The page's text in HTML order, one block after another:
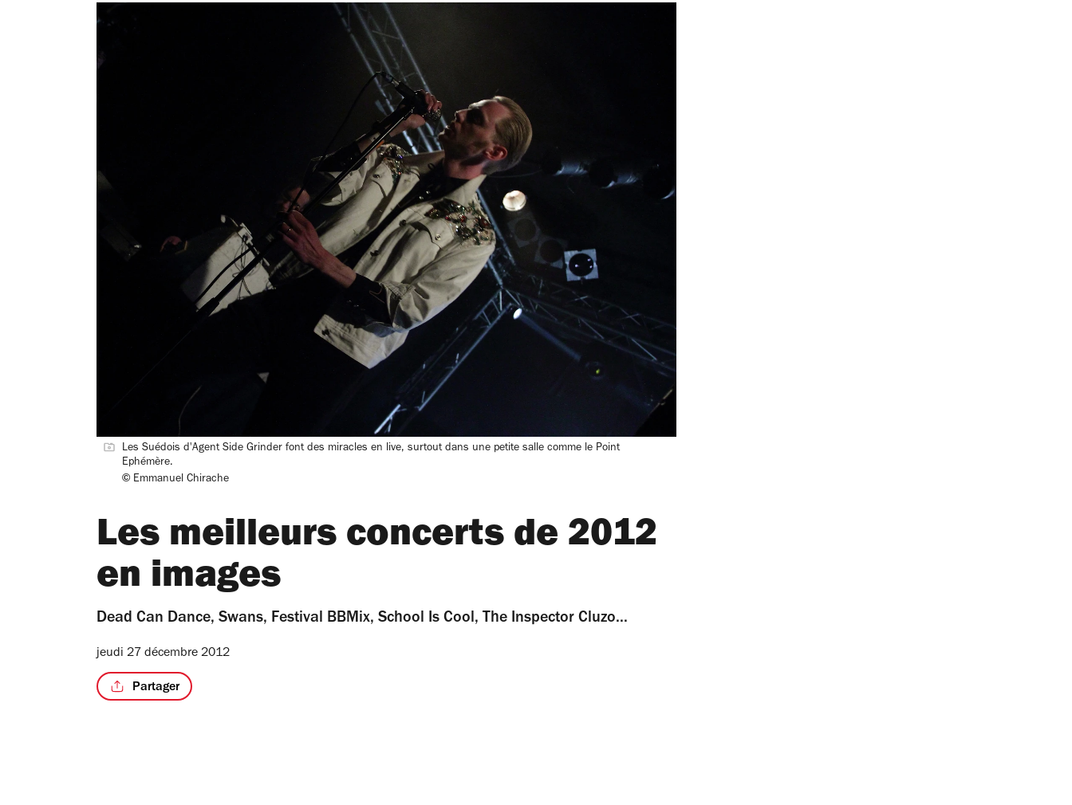
Les Suédois d'Agent Side Grinder font des miracles en live, surtout dans une petite salle comme le Point
Ephémère.
© Emmanuel Chirache
Les meilleurs concerts de 2012
en images
Dead Can Dance, Swans, Festival BBMix, School Is Cool, The Inspector Cluzo...
jeudi 27 décembre 2012
Partager